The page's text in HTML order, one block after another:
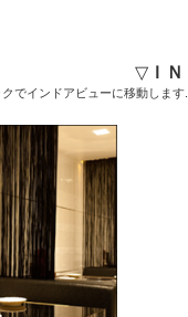
Ｉ
ューに移動します.